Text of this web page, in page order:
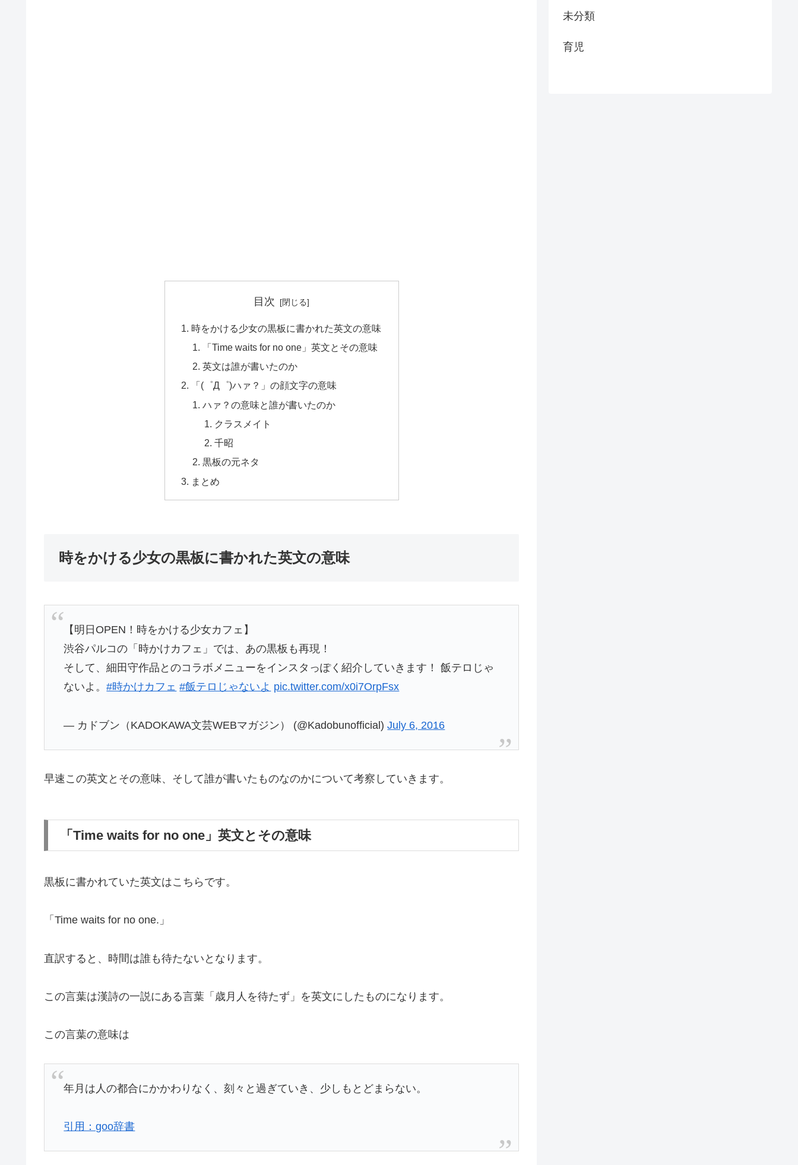
目次
時をかける少女の黒板に書かれた英文の意味
「Time waits for no one」英文とその意味
英文は誰が書いたのか
「(゜Д゜)ハァ？」の顔文字の意味
ハァ？の意味と誰が書いたのか
クラスメイト
千昭
黒板の元ネタ
まとめ
時をかける少女の黒板に書かれた英文の意味
【明日OPEN！時をかける少女カフェ】
渋谷パルコの「時かけカフェ」では、あの黒板も再現！
そして、細田守作品とのコラボメニューをインスタっぽく紹介していきます！ 飯テロじゃ
ないよ。#時かけカフェ #飯テロじゃないよ pic.twitter.com/x0i7OrpFsx
— カドブン（KADOKAWA文芸WEBマガジン） (@Kadobunofficial)July 6, 2016
早速この英文とその意味、そして誰が書いたものなのかについて考察していきます。
「Time waits for no one」英文とその意味
黒板に書かれていた英文はこちらです。
「Time waits for no one.」
直訳すると、時間は誰も待たないとなります。
この言葉は漢詩の一説にある言葉「歳月人を待たず」を英文にしたものになります。
この言葉の意味は
年月は人の都合にかかわりなく、刻々と過ぎていき、少しもとどまらない。
引用：goo辞書
未分類
育児